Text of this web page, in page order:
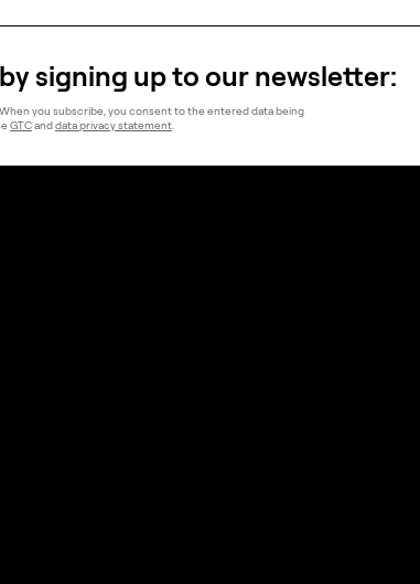
signing up to our newsletter:
you subscribe, you consent to the entered data being
GTCanddata privacy statement